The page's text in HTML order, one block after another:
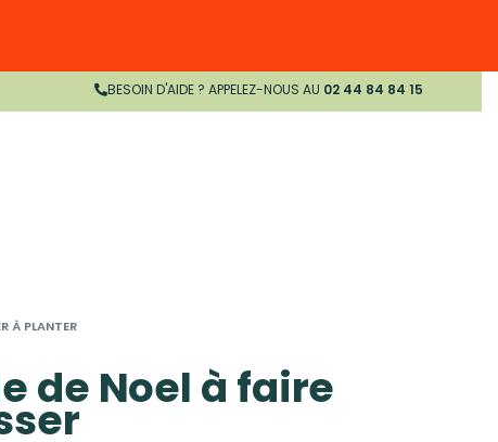
BESOIN D'AIDE ? APPELEZ-NOUS AU 02 44 84 84 15
À PLANTER
de Noel à faire